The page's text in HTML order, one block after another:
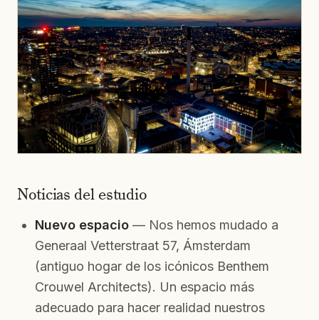
Noticias del estudio
Nuevo espacio — Nos hemos mudado a
Generaal Vetterstraat 57, Ámsterdam
(antiguo hogar de los icónicos Benthem
Crouwel Architects). Un espacio más
adecuado para hacer realidad nuestros